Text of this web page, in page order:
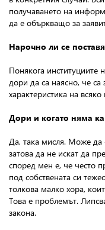
получаването на
да е объркващо за
Нарочно ли се
Понякога институциите
дори да са наясно, че
характеристика на
Дори и когато няма
Да, така мисля. Може да
затова да не искат да
според мен е, че често
под собствената си
толкова малко хора,
Това е проблемът.
закона.